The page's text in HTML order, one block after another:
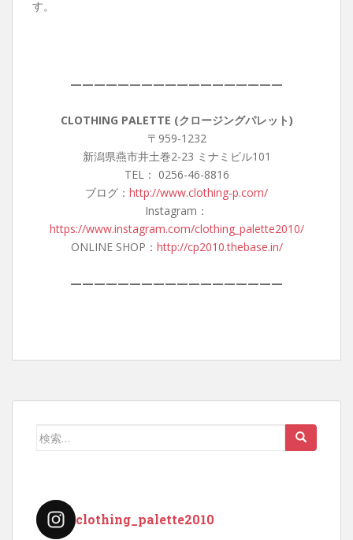
す。
——————————————————
CLOTHING PALETTE (クロージングパレット)
〒959-1232
新潟県燕市井土巻2-23 ミナミビル101
TEL： 0256-46-8816
ブログ： http://www.clothing-p.com/
Instagram：
https://www.instagram.com/clothing_palette2010/
ONLINE SHOP： http://cp2010.thebase.in/
——————————————————
検
clothing_palette2010